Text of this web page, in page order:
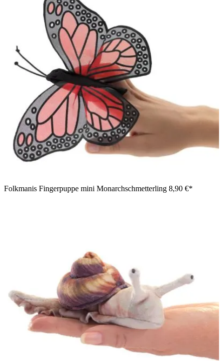
Folkmanis Fingerpuppe mini Monarchschmetterling 8,90 €*